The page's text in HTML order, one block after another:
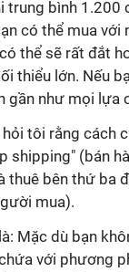
trung bình 1.200
có thể mua với
thể sẽ rất đắt
thiểu lớn. Nếu
gần như mọi lựa
tôi rằng cách
shipping" (bán
thuê bên thứ ba
mua).
Mặc dù bạn
với phương